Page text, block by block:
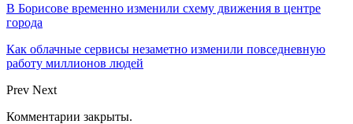
В Борисове временно изменили схему движения в центре
города
Как облачные сервисы незаметно изменили повседневную
работу миллионов людей
Prev Next
Комментарии закрыты.